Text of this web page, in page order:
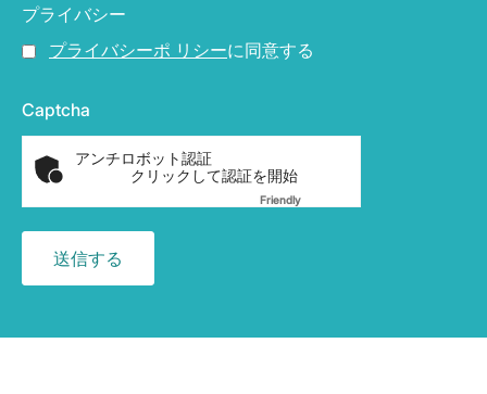
プライバシー
プライバシーポ リシーに同意する
Captcha
アンチロボット認証
クリックして認証を開始
FriendlyCaptcha ⇗